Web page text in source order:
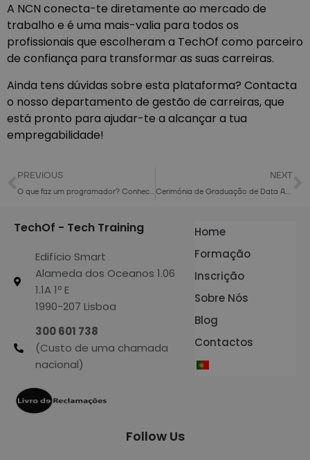
A NCN conecta-te diretamente ao mercado de
trabalho e é uma mais-valia para todos os
profissionais que escolheram a TechOf como parceiro
de confiança para transformar as suas carreiras.
Ainda tens dúvidas sobre esta plataforma? Contacta
o nosso departamento de gestão de carreiras, que
está pronto para ajudar-te a alcançar a tua
empregabilidade!
PREVIOUS
O que faz um programador? Conhece esta profissão
NEXT
Cerimónia de Graduação de Data Analyst e Full-Stack Developer: conhece os profissionais que fizeram um take off às suas carreiras
TechOf - Tech Training
Edifício Smart
Alameda dos Oceanos 1.06
1.1A 1º E
1990-207 Lisboa
300 601 738
(Custo de uma chamada
nacional)
Home
Formação
Inscrição
Sobre Nós
Blog
Contactos
Follow Us